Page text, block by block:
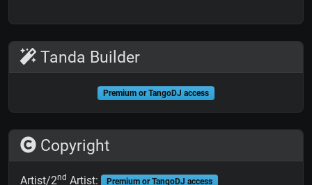
Tanda Builder
Premium or TangoDJ access
Copyright
Artist/2nd Artist: Premium or TangoDJ access